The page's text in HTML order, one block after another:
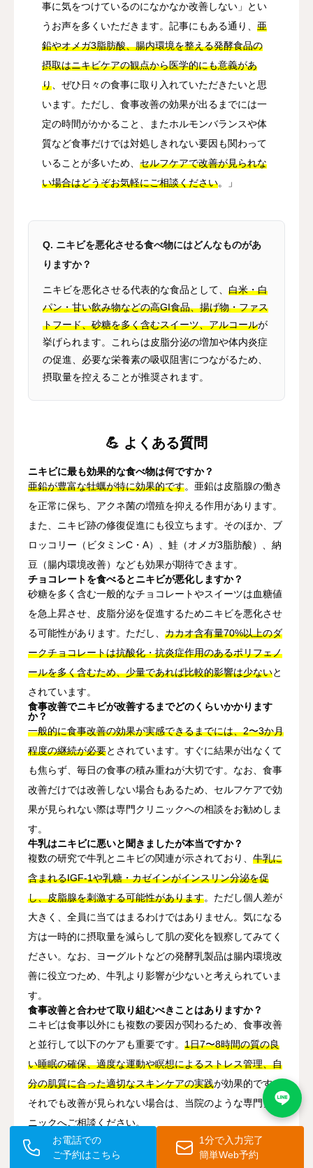
事に気をつけているのになかなか改善しない」とい
うお声を多くいただきます。記事にもある通り、 亜
鉛やオメガ3脂肪酸、腸内環境を整える発酵食品の
摂取はニキビケアの観点から医学的にも意義があ
り、ぜひ日々の食事に取り入れていただきたいと思
います。ただし、食事改善の効果が出るまでには一
定の時間がかかること、またホルモンバランスや体
質など食事だけでは対処しきれない要因も関わって
いることが多いため、 セルフケアで改善が見られな
い場合はどうぞお気軽にご相談ください。」
Q. ニキビを悪化させる食べ物にはどんなものがあ
りますか？
ニキビを悪化させる代表的な食品として、 白米・白
パン・甘い飲み物などの高GI食品、揚げ物・ファス
トフード、砂糖を多く含むスイーツ、アルコールが
挙げられます。これらは皮脂分泌の増加や体内炎症
の促進、必要な栄養素の吸収阻害につながるため、
摂取量を控えることが推奨されます。
💪 よくある質問
ニキビに最も効果的な食べ物は何ですか？
亜鉛が豊富な牡蠣が特に効果的です。亜鉛は皮脂腺の働き
を正常に保ち、アクネ菌の増殖を抑える作用があります。
また、ニキビ跡の修復促進にも役立ちます。そのほか、ブ
ロッコリー（ビタミンC・A）、鮭（オメガ3脂肪酸）、納
豆（腸内環境改善）なども効果が期待できます。
チョコレートを食べるとニキビが悪化しますか？
砂糖を多く含む一般的なチョコレートやスイーツは血糖値
を急上昇させ、皮脂分泌を促進するためニキビを悪化させ
る可能性があります。ただし、 カカオ含有量70%以上のダ
ークチョコレートは抗酸化・抗炎症作用のあるポリフェノ
ールを多く含むため、少量であれば比較的影響は少ないと
されています。
食事改善でニキビが改善するまでどのくらいかかります
か？
一般的に食事改善の効果が実感できるまでには、2〜3か月
程度の継続が必要とされています。すぐに結果が出なくて
も焦らず、毎日の食事の積み重ねが大切です。なお、食事
改善だけでは改善しない場合もあるため、セルフケアで効
果が見られない際は専門クリニックへの相談をお勧めしま
す。
牛乳はニキビに悪いと聞きましたが本当ですか？
複数の研究で牛乳とニキビの関連が示されており、 牛乳に
含まれるIGF-1や乳糖・カゼインがインスリン分泌を促
し、皮脂腺を刺激する可能性があります。ただし個人差が
大きく、全員に当てはまるわけではありません。気になる
方は一時的に摂取量を減らして肌の変化を観察してみてく
ださい。なお、ヨーグルトなどの発酵乳製品は腸内環境改
善に役立つため、牛乳より影響が少ないと考えられていま
す。
食事改善と合わせて取り組むべきことはありますか？
ニキビは食事以外にも複数の要因が関わるため、食事改善
と並行して以下のケアも重要です。 1日7〜8時間の質の良
い睡眠の確保、適度な運動や瞑想によるストレス管理、自
分の肌質に合った適切なスキンケアの実践が効果的です。
それでも改善が見られない場合は、当院のような専門クリ
ニックへご相談ください。
お電話での
ご予約はこちら
1分で入力完了
簡単Web予約